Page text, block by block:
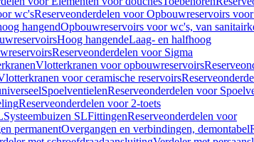
wc'sReserveonderdelen voor Opbouwreservoirs
hangendOpbouwreservoirs voor wc's, van
Hoog hangendeLaag- en halfhoog
Reserveonderdelen voor Sigma
Vlotterkranen voor opbouwreservoirs
voor ceramische reservoirs
SpoelventielenReserveonderdelen voor
Reserveonderdelen voor 2-toets
Systeembuizen SLFittingenReserveonderdelen voor
permanentOvergangen en verbindingen, demontabel